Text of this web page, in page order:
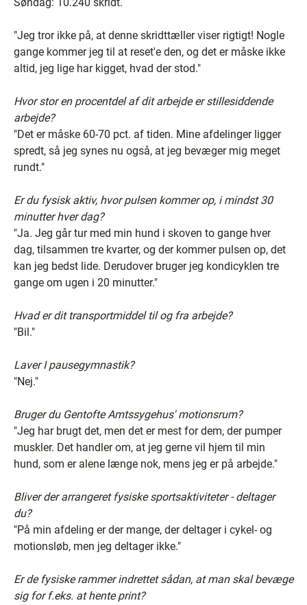
"Jeg tror ikke på, at denne skridttæller viser rigtigt! Nogle
gange kommer jeg til at reset'e den, og det er måske ikke
altid, jeg lige har kigget, hvad der stod."
Hvor stor en procentdel af dit arbejde er stillesiddende
arbejde?
"Det er måske 60-70 pct. af tiden. Mine afdelinger ligger
spredt, så jeg synes nu også, at jeg bevæger mig meget
rundt."
Er du fysisk aktiv, hvor pulsen kommer op, i mindst 30
minutter hver dag?
"Ja. Jeg går tur med min hund i skoven to gange hver
dag, tilsammen tre kvarter, og der kommer pulsen op, det
kan jeg bedst lide. Derudover bruger jeg kondicyklen tre
gange om ugen i 20 minutter."
Hvad er dit transportmiddel til og fra arbejde?
"Bil."
Laver I pausegymnastik?
"Nej."
Bruger du Gentofte Amtssygehus' motionsrum?
"Jeg har brugt det, men det er mest for dem, der pumper
muskler. Det handler om, at jeg gerne vil hjem til min
hund, som er alene længe nok, mens jeg er på arbejde."
Bliver der arrangeret fysiske sportsaktiviteter - deltager
du?
"På min afdeling er der mange, der deltager i cykel- og
motionsløb, men jeg deltager ikke."
Er de fysiske rammer indrettet sådan, at man skal bevæge
sig for f.eks. at hente print?